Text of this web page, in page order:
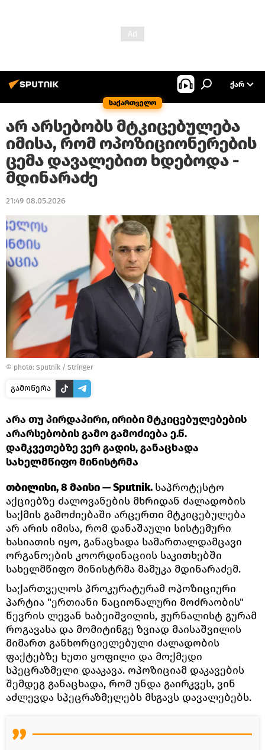
საქართველო
ᲥᲐᲠ
არ არსებობს მტკიცებულება
იმისა, რომ ოპოზიციონერების
ცემა დავალებით ხდებოდა -
მდინარაძე
21:49 08.05.2026
© photo: Sputnik / Stringer
გამოწერა
არა თუ პირდაპირი, ირიბი მტკიცებულებების
არარსებობის გამო გამოძიება ე.წ.
დამკვეთებზე ვერ გადის, განაცხადა
სახელმწიფო მინისტრმა
თბილისი, 8 მაისი — Sputnik. საპროტესტო
აქციებზე ძალოვანების მხრიდან ძალადობის
საქმის გამოძიებაში არცერთი მტკიცებულება
არ არის იმისა, რომ დანაშაული სისტემური
ხასიათის იყო, განაცხადა სამართალდამცავი
ორგანოების კოორდინაციის საკითხებში
სახელმწიფო მინისტრმა მამუკა მდინარაძემ.
საქართველოს პროკურატურამ ოპოზიციური
პარტია "ერთიანი ნაციონალური მოძრაობის"
წევრის ლევან ხაბეიშვილის, ჟურნალისტ გურამ
როგავასა და მომიტინგე ზვიად მაისაშვილის
მიმართ განხორციელებული ძალადობის
ფაქტებზე ხუთი ყოფილი და მოქმედი
სპეცრაზმელი დააკავა. ოპოზიციამ დაკავების
შემდეგ განაცხადა, რომ უნდა გაირკვეს, ვინ
აძლევდა სპეცრაზმელებს მსგავს დავალებებს.